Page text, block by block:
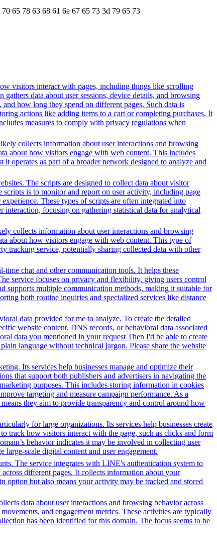
65 78 63 68 61 6e 67 65 73 3d 79 65 73
visitors interact with pages, including things like scrolling
data about user sessions, device details, and browsing
how long they spend on different pages. Such data is
actions like adding items to a cart or completing purchases. It
measures to comply with privacy regulations when
collects information about user interactions and browsing
about how visitors engage with web content. This includes
operates as part of a broader network designed to analyze and
The scripts are designed to collect data about visitor
is to monitor and report on user activity, including page
These types of scripts are often integrated into
focusing on gathering statistical data for analytical
collects information about user interactions and browsing
about how visitors engage with web content. This type of
tracking service, potentially sharing collected data with other
chat and other communication tools. It helps these
service focuses on privacy and flexibility, giving users control
supports multiple communication methods, making it suitable for
both routine inquiries and specialized services like distance
data provided for me to analyze. To create the detailed
website content, DNS records, or behavioral data associated
data you mentioned in your request Then I'd be able to create
language without technical jargon. Please share the website
Its services help businesses manage and optimize their
that support both publishers and advertisers in navigating the
purposes. This includes storing information in cookies
targeting and measure campaign performance. As a
they aim to provide transparency and control around how
for large organizations. Its services help businesses create
track how visitors interact with the page, such as clicks and form
behavior indicates it may be involved in collecting user
scale digital content and user engagement.
The service integrates with LINE's authentication system to
different pages. It collects information about your
but also means your activity may be tracked and stored
data about user interactions and browsing behavior across
and engagement metrics. These activities are typically
has been identified for this domain. The focus seems to be